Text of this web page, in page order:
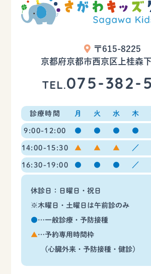
〒615-8225
京都府京都市西京区上桂森
TEL.075-382-
診療時間 月 火 水 木
9:00-12:00 ● ● ● ●
14:00-15:30 ▲ ▲ ▲ ／
16:30-19:00 ● ● ● ／
休診日：日曜日・祝日
※木曜日・土曜日は午前診のみ
●…一般診療・予防接種
▲ …予約専用時間枠
(心臓外来・予防接種・健診)